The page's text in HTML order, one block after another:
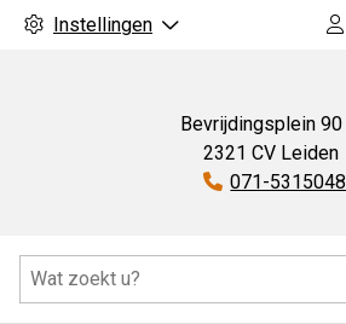
Instellingen
Bevrijdingsplein 90
2321 CV Leiden
Tel:
071-5315048